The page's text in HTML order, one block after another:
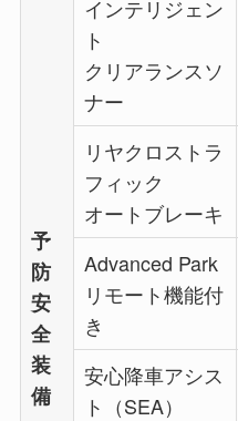
予
防
安
全
装
備
インテリジェン
ト
クリアランスソ
ナー
リヤクロストラ
フィック
オートブレーキ
Advanced Park
リモート機能付
き
安心降車アシス
ト（SEA）